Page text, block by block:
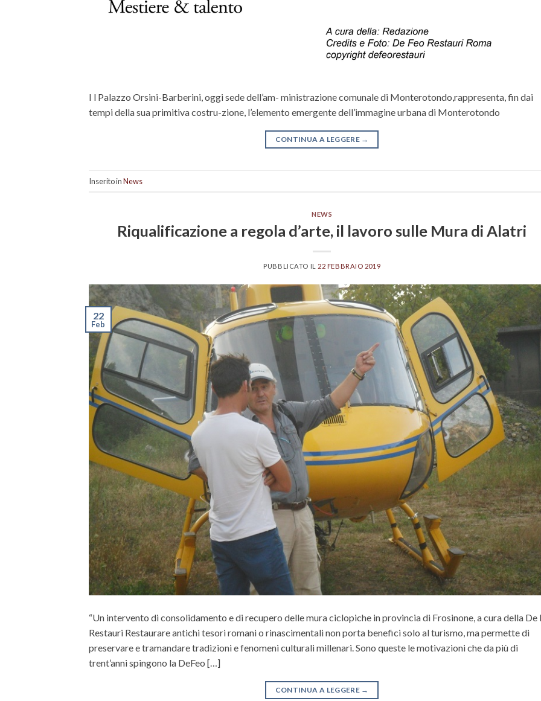
I l Palazzo Orsini-Barberini, oggi sede dell’am- ministrazione comunale di Monterotondo,rappresenta, fin dai
tempi della sua primitiva costru-zione, l’elemento emergente dell’immagine urbana di Monterotondo
CONTINUA A LEGGERE →
Inserito inNews
NEWS
Riqualificazione a regola d’arte, il lavoro sulle Mura di Alatri
PUBBLICATO IL 22 FEBBRAIO 2019
22
Feb
“Un intervento di consolidamento e di recupero delle mura ciclopiche in provincia di Frosinone, a cura della De
Restauri Restaurare antichi tesori romani o rinascimentali non porta benefici solo al turismo, ma permette di
preservare e tramandare tradizioni e fenomeni culturali millenari. Sono queste le motivazioni che da più di
trent’anni spingono la DeFeo […]
CONTINUA A LEGGERE →